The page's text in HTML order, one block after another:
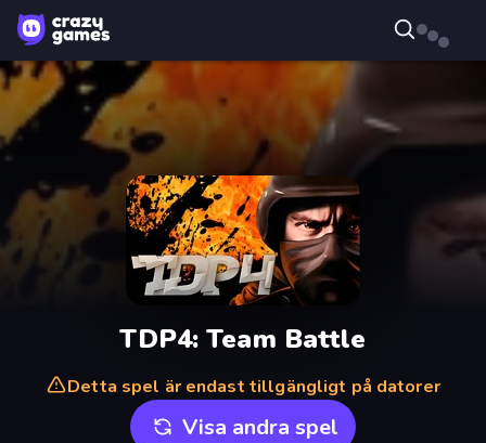
TDP4: Team Battle
Detta spel är endast tillgängligt på datorer
Visa andra spel